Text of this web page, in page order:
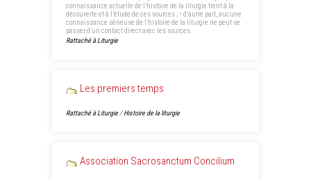
connaissance actuelle de l’histoire de la liturgie tient à la
découverte et à l’étude de ces sources ; • d’autre part, aucune
connaissance sérieuse de l’histoire de la liturgie ne peut se
passer d’un contact direct avec les sources.
Rattaché à Liturgie
Les premiers temps
Rattaché à Liturgie /Histoire de la liturgie
Association Sacrosanctum Concilium